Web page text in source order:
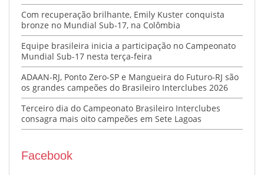
Com recuperação brilhante, Emily Kuster conquista
bronze no Mundial Sub-17, na Colômbia
Equipe brasileira inicia a participação no Campeonato
Mundial Sub-17 nesta terça-feira
ADAAN-RJ, Ponto Zero-SP e Mangueira do Futuro-RJ são
os grandes campeões do Brasileiro Interclubes 2026
Terceiro dia do Campeonato Brasileiro Interclubes
consagra mais oito campeões em Sete Lagoas
Facebook